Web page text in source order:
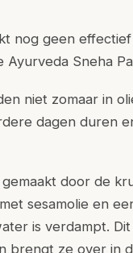
nog geen effectief
Sneha
niet zomaar in
dagen duren
door de
sesamolie en
is verdampt.
brengt ze over in